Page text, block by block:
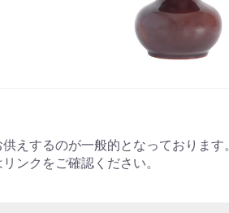
えするのが一般的となっております。
ンクをご確認ください。